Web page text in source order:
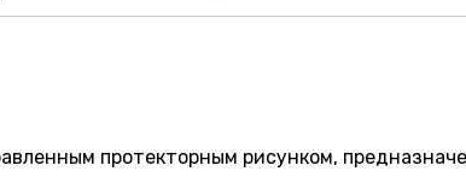
протекторным рисунком,